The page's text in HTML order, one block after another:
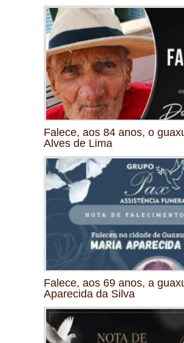
Falece, aos 84 anos, o
Alves de Lima
Falece, aos 69 anos, a
Aparecida da Silva